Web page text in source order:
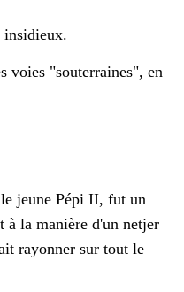
insidieux.
voies "souterraines", en
jeune Pépi II, fut un
à la manière d'un netjer
rayonner sur tout le